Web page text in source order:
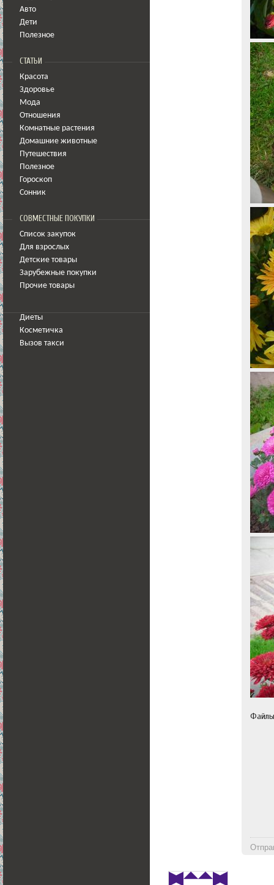
Авто
Дети
Полезное
СТАТЬИ
Красота
Здоровье
Мода
Отношения
Комнатные растения
Домашние животные
Путешествия
Полезное
Гороскоп
Сонник
СОВМЕСТНЫЕ ПОКУПКИ
Список закупок
Для взрослых
Детские товары
Зарубежные покупки
Прочие товары
Диеты
Косметичка
Вызов такси